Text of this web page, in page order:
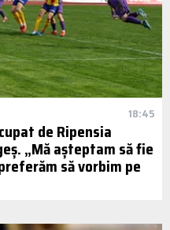
18:45
de Ripensia
„Mă așteptam să fie
să vorbim pe